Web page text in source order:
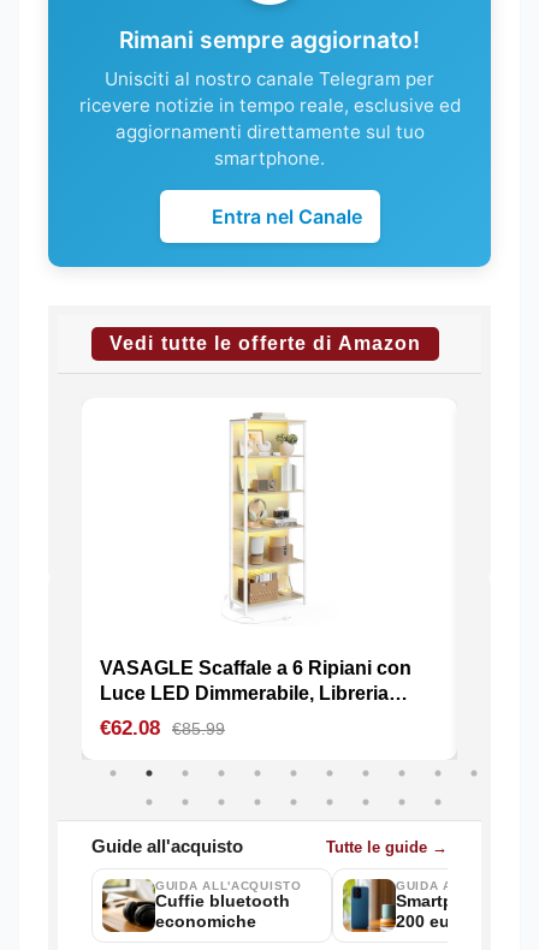
Rimani sempre aggiornato!
Unisciti al nostro canale Telegram per
ricevere notizie in tempo reale, esclusive ed
aggiornamenti direttamente sul tuo
smartphone.
Entra nel Canale